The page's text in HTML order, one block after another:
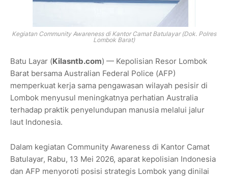
Kegiatan Community Awareness di Kantor Camat Batulayar (Dok. Polres
Lombok Barat)
Batu Layar (Kilasntb.com) — Kepolisian Resor Lombok
Barat bersama Australian Federal Police (AFP)
memperkuat kerja sama pengawasan wilayah pesisir di
Lombok menyusul meningkatnya perhatian Australia
terhadap praktik penyelundupan manusia melalui jalur
laut Indonesia.
Dalam kegiatan Community Awareness di Kantor Camat
Batulayar, Rabu, 13 Mei 2026, aparat kepolisian Indonesia
dan AFP menyoroti posisi strategis Lombok yang dinilai